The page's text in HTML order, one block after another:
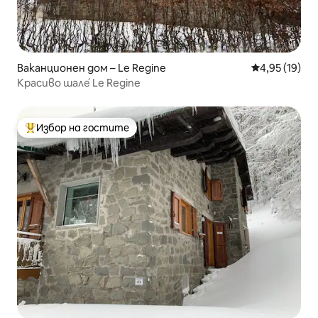
Ваканционен дом – Le Regine Средна
4,95 (19)
Красиво шале́ Le Regine
Най-популярен избор на гостите
Избор на гостите